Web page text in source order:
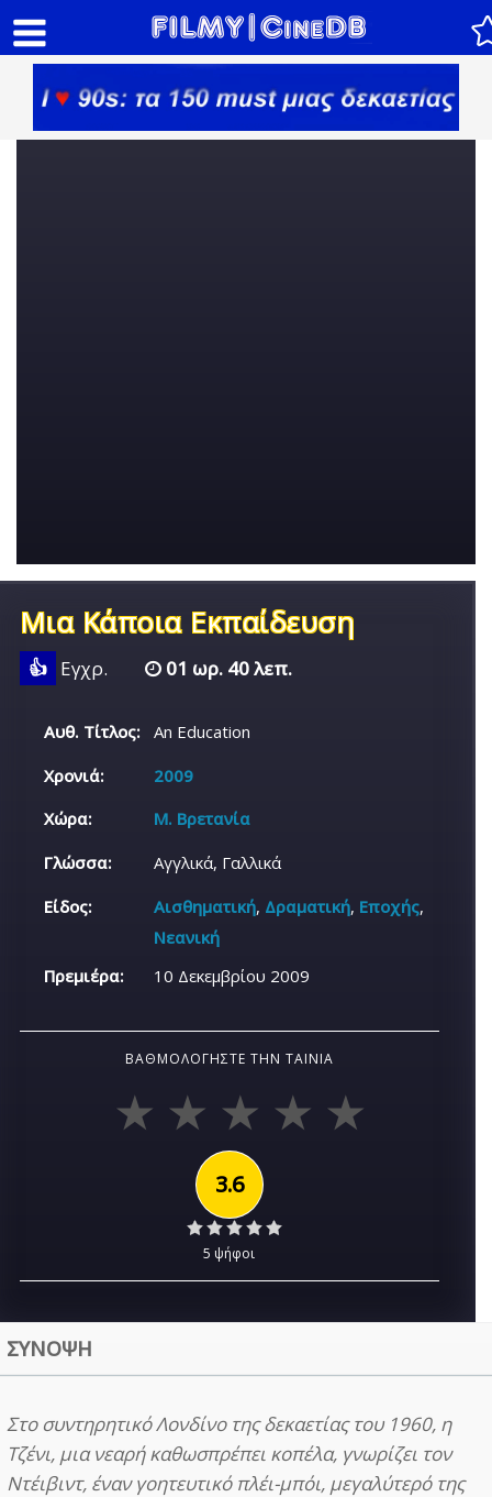
Μια Κάποια Εκπαίδευση
👍 Εγχρ. 01 ωρ. 40 λεπ.
Αυθ. Τίτλος:
An Education
Χρονιά:
2009
Χώρα:
Μ. Βρετανία
Γλώσσα:
Αγγλικά, Γαλλικά
Είδος:
Αισθηματική, Δραματική, Εποχής,
Νεανική
Πρεμιέρα:
10 Δεκεμβρίου 2009
ΒΑΘΜΟΛΟΓΉΣΤΕ ΤΗΝ ΤΑΙΝΊΑ
3.6
5 ψήφοι
ΣΥΝΟΨΗ
Στο συντηρητικό Λονδίνο της δεκαετίας του 1960, η
Τζένι, μια νεαρή καθωσπρέπει κοπέλα, γνωρίζει τον
Ντέιβιντ, έναν γοητευτικό πλέι-μπόι, μεγαλύτερό της